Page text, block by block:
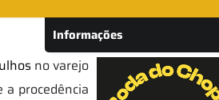
no varejo
procedência
Informações